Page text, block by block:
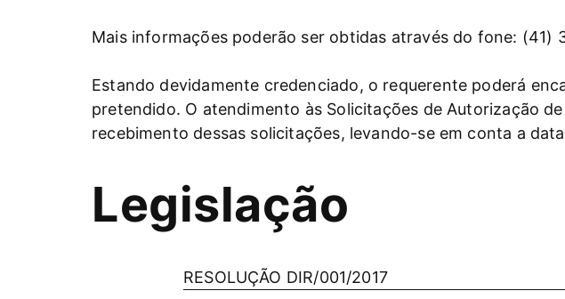
Mais informações poderão ser obtidas através do fone: (41)
Estando devidamente credenciado, o requerente poderá
pretendido. O atendimento às Solicitações de Autorização
recebimento dessas solicitações, levando-se em conta a
Legislação
RESOLUÇÃO DIR/001/2017